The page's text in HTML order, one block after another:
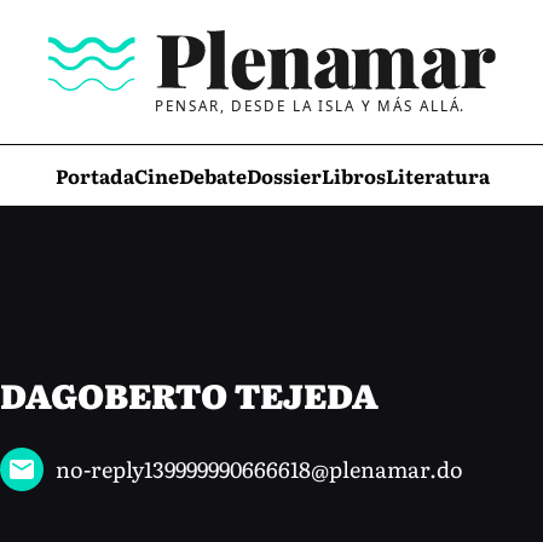
PENSAR, DESDE LA ISLA Y MÁS ALLÁ.
PortadaCineDebateDossierLibrosLiteratura
DAGOBERTO TEJEDA
no-reply139999990666618@plenamar.do